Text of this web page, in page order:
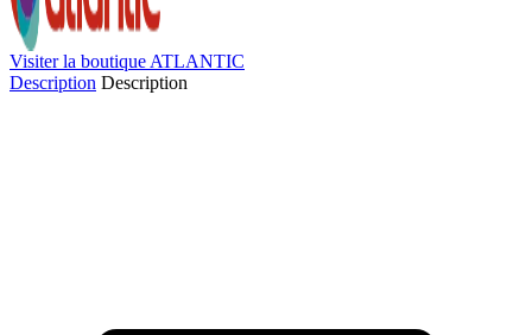
Visiter la boutique ATLANTIC
Description Description